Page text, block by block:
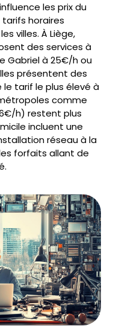
les prix du
horaires
villes. À Liège,
des services à
Gabriel à 25€/h ou
présentent des
tarif le plus élevé à
comme
h) restent plus
incluent une
réseau à la
forfaits allant de